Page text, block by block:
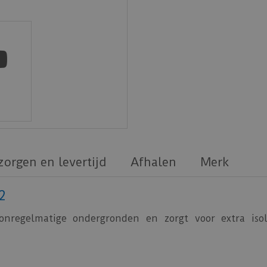
en levertijd Afhalen Merk
ondergronden en zorgt voor extra